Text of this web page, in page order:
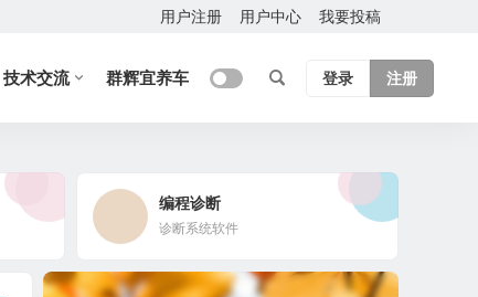
用户注册 用户中心 我要投稿
技术交流 群辉宜养车 登录 注册
编程诊断
诊断系统软件